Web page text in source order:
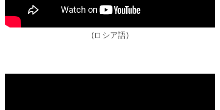
(ロシア語)